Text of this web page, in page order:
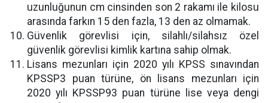
uzunluğunun cm cinsinden son 2 rakamı ile kilosu
arasında farkın 15 den fazla, 13 den az olmamak.
Güvenlik görevlisi için, silahlı/silahsız özel
güvenlik görevlisi kimlik kartına sahip olmak.
Lisans mezunları için 2020 yılı KPSS sınavından
KPSSP3 puan türüne, ön lisans mezunları için
2020 yılı KPSSP93 puan türüne lise veya dengi